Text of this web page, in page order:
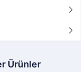
Ürünler